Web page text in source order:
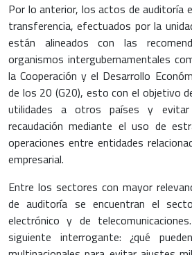
Por lo anterior, los actos de auditoría
transferencia, efectuados por la
están alineados con las
organismos intergubernamentales
la Cooperación y el Desarrollo
de los 20 (G20), esto con el objetivo
utilidades a otros países y
recaudación mediante el uso de
operaciones entre entidades
empresarial.
Entre los sectores con mayor
de auditoría se encuentran el
electrónico y de
siguiente interrogante: ¿qué